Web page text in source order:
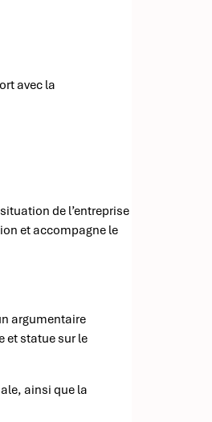
avec la
de l’entreprise
et accompagne le
argumentaire
et statue sur le
ainsi que la